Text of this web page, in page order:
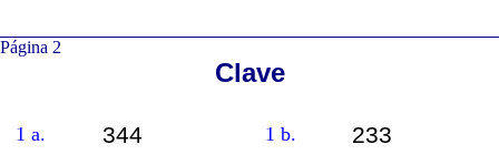
Página 2
Clave
1 a. 344 1 b. 233